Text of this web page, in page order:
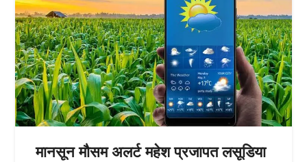
मानसून मौसम अलर्ट महेश प्रजापत लसूडिया